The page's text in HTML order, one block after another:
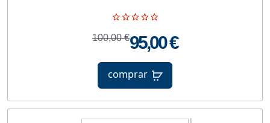
100,00 €95,00 €
comprar